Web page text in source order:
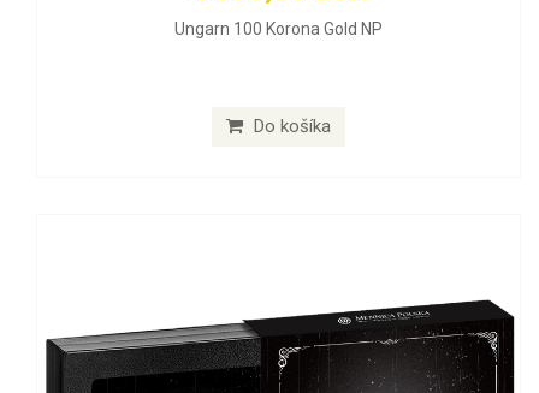
Ungarn 100 Korona Gold NP
Do košíka